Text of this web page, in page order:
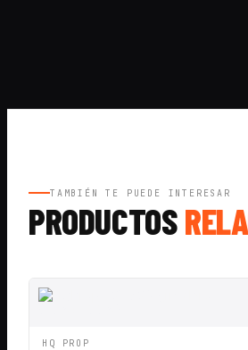
TAMBIÉN TE PUEDE INTERESAR
PRODUCTOS
VISTA RÁPIDA
HQ PROP